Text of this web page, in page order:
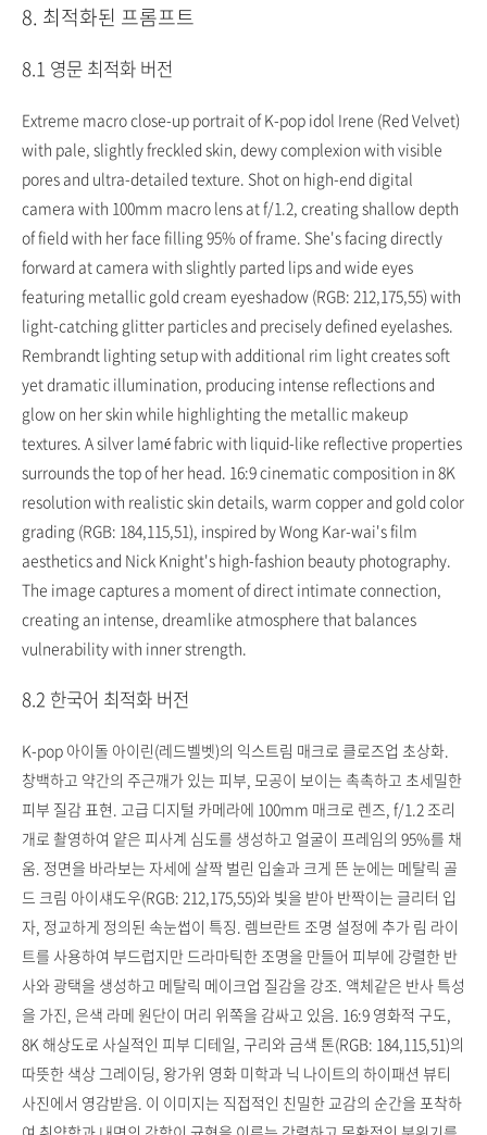
8. 최적화된 프롬프트
8.1 영문 최적화 버전
Extreme macro close-up portrait of K-pop idol Irene (Red Velvet)
with pale, slightly freckled skin, dewy complexion with visible
pores and ultra-detailed texture. Shot on high-end digital
camera with 100mm macro lens at f/1.2, creating shallow depth
of field with her face filling 95% of frame. She's facing directly
forward at camera with slightly parted lips and wide eyes
featuring metallic gold cream eyeshadow (RGB: 212,175,55) with
light-catching glitter particles and precisely defined eyelashes.
Rembrandt lighting setup with additional rim light creates soft
yet dramatic illumination, producing intense reflections and
glow on her skin while highlighting the metallic makeup
textures. A silver lamé fabric with liquid-like reflective properties
surrounds the top of her head. 16:9 cinematic composition in 8K
resolution with realistic skin details, warm copper and gold color
grading (RGB: 184,115,51), inspired by Wong Kar-wai's film
aesthetics and Nick Knight's high-fashion beauty photography.
The image captures a moment of direct intimate connection,
creating an intense, dreamlike atmosphere that balances
vulnerability with inner strength.
8.2 한국어 최적화 버전
K-pop 아이돌 아이린(레드벨벳)의 익스트림 매크로 클로즈업 초상화.
창백하고 약간의 주근깨가 있는 피부, 모공이 보이는 촉촉하고 초세밀한
피부 질감 표현. 고급 디지털 카메라에 100mm 매크로 렌즈, f/1.2 조리
개로 촬영하여 얕은 피사계 심도를 생성하고 얼굴이 프레임의 95%를 채
움. 정면을 바라보는 자세에 살짝 벌린 입술과 크게 뜬 눈에는 메탈릭 골
드 크림 아이섀도우(RGB: 212,175,55)와 빛을 받아 반짝이는 글리터 입
자, 정교하게 정의된 속눈썹이 특징. 렘브란트 조명 설정에 추가 림 라이
트를 사용하여 부드럽지만 드라마틱한 조명을 만들어 피부에 강렬한 반
사와 광택을 생성하고 메탈릭 메이크업 질감을 강조. 액체같은 반사 특성
을 가진, 은색 라메 원단이 머리 위쪽을 감싸고 있음. 16:9 영화적 구도,
8K 해상도로 사실적인 피부 디테일, 구리와 금색 톤(RGB: 184,115,51)의
따뜻한 색상 그레이딩, 왕가위 영화 미학과 닉 나이트의 하이패션 뷰티
사진에서 영감받음. 이 이미지는 직접적인 친밀한 교감의 순간을 포착하